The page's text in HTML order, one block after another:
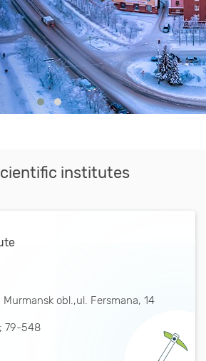
institutes
obl.,ul. Fersmana, 14
79-548